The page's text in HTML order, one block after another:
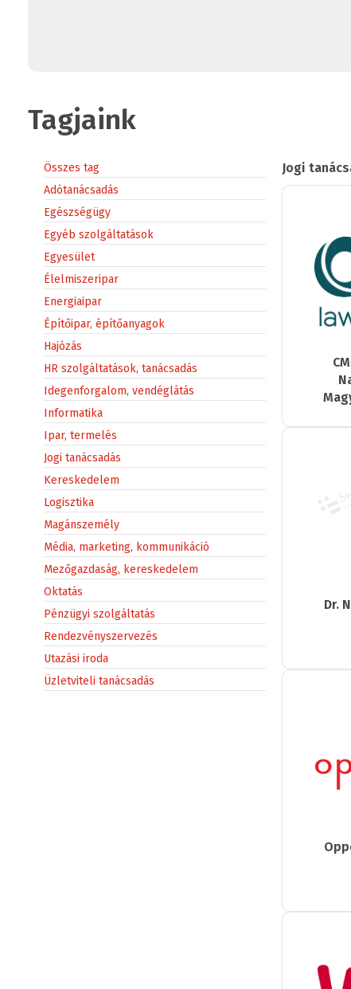
Tagjaink
Összes tag
Adótanácsadás
Egészségügy
Egyéb szolgáltatások
Egyesület
Élelmiszeripar
Energiaipar
Építőipar, építőanyagok
Hajózás
HR szolgáltatások, tanácsadás
Idegenforgalom, vendéglátás
Informatika
Ipar, termelés
Jogi tanácsadás
Kereskedelem
Logisztika
Magánszemély
Média, marketing, kommunikáció
Mezőgazdaság, kereskedelem
Oktatás
Pénzügyi szolgáltatás
Rendezvényszervezés
Utazási iroda
Üzletviteli tanácsadás
Jogi
Dr.